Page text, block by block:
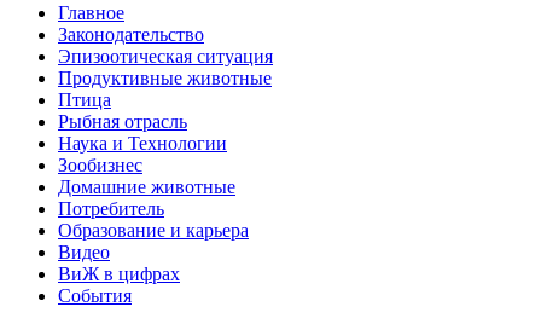
Главное
Законодательство
Эпизоотическая ситуация
Продуктивные животные
Птица
Рыбная отрасль
Наука и Технологии
Зообизнес
Домашние животные
Потребитель
Образование и карьера
Видео
ВиЖ в цифрах
События